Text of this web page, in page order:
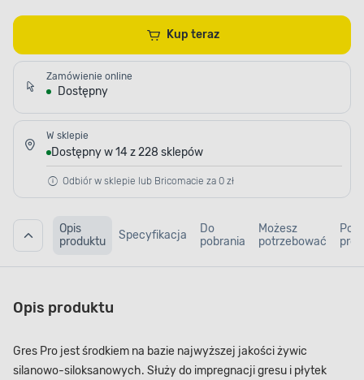
Kup teraz
Zamówienie online
Dostępny
W sklepie
Dostępny w 14 z 228 sklepów
Odbiór w sklepie lub Bricomacie za 0 zł
Opis
produktu
Specyfikacja
Do
pobrania
Możesz
potrzebować
Opis produktu
Gres Pro jest środkiem na bazie najwyższej jakości żywic
silanowo-siloksanowych. Służy do impregnacji gresu i płytek